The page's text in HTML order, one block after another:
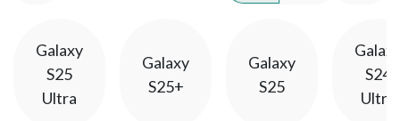
Galaxy
S25
Ultra
Galaxy
S25+
Galaxy
S25
S24
Ultra